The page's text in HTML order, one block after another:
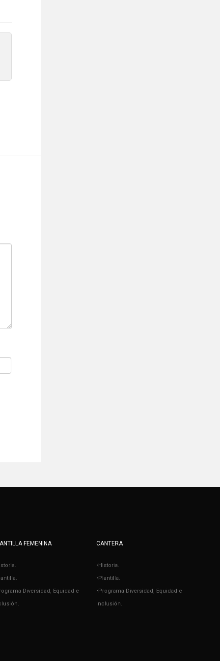
FEMENINA
Diversidad, Equidad e
CANTERA
•Historia.
•Plantilla.
•Programa Diversidad, Equidad e
Inclusión.